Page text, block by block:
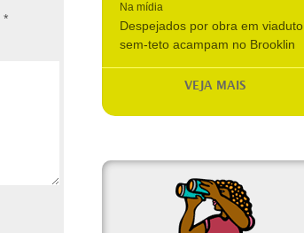
*
Na mídia
Despejados por obra em viaduto,
sem-teto acampam no Brooklin
VEJA MAIS